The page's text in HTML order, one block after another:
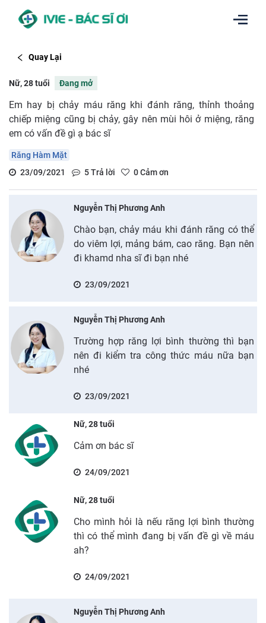
Quay Lại
Nữ, 28 tuổi Đang mở
Em hay bị chảy máu răng khi đánh răng, thỉnh thoảng
chiếp miệng cũng bị chảy, gây nên mùi hôi ở miệng, răng
em có vấn đề gì ạ bác sĩ
Răng Hàm Mặt
23/09/2021
5Trả lời 0Cảm ơn
Nguyễn Thị Phương Anh
Chào bạn, chảy máu khi đánh răng có thể
do viêm lợi, mảng bám, cao răng. Bạn nên
đi khamd nha sĩ đi bạn nhé
23/09/2021
Nguyễn Thị Phương Anh
Trường hợp răng lợi bình thường thì bạn
nên đi kiểm tra công thức máu nữa bạn
nhé
23/09/2021
Nữ, 28 tuổi
Cảm ơn bác sĩ
24/09/2021
Nữ, 28 tuổi
Cho mình hỏi là nếu răng lợi bình thường
thì có thể mình đang bị vấn đề gì về máu
ah?
24/09/2021
Nguyễn Thị Phương Anh